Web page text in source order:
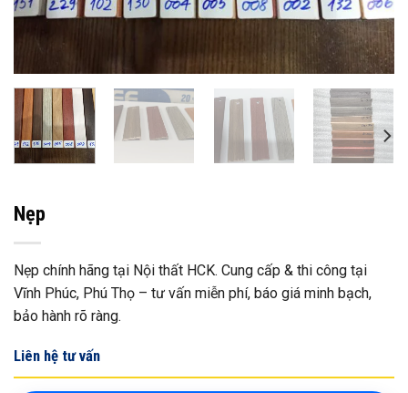
Nẹp
Nẹp chính hãng tại Nội thất HCK. Cung cấp & thi công tại
Vĩnh Phúc, Phú Thọ – tư vấn miễn phí, báo giá minh bạch,
bảo hành rõ ràng.
Liên hệ tư vấn